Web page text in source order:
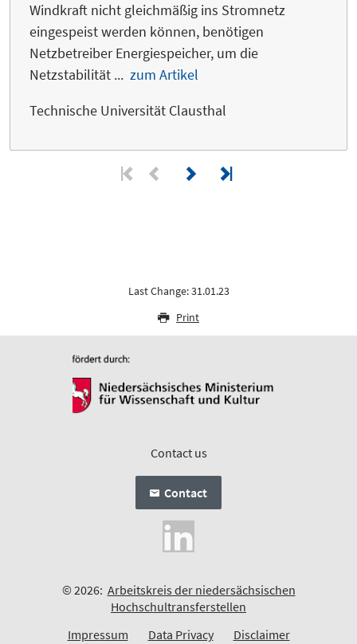
Windkraft nicht gleichmäßig ins Stromnetz
eingespeist werden können, benötigen
Netzbetreiber Energiespeicher, um die
Netzstabilität ... zum Artikel
Technische Universität Clausthal
Last Change: 31.01.23
Print
Contact us
Contact
© 2026: Arbeitskreis der niedersächsischen
Hochschultransferstellen
Impressum
Data Privacy Disclaimer